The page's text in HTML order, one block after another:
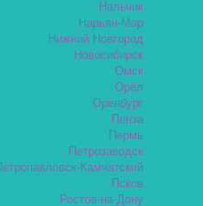
Нальчик
Нарьян-Мар
Нижний Новгород
Новосибирск
Омск
Орёл
Оренбург
Пенза
Пермь
Петрозаводск
Петропавловск-Камчатский
Псков
Ростов-на-Дону